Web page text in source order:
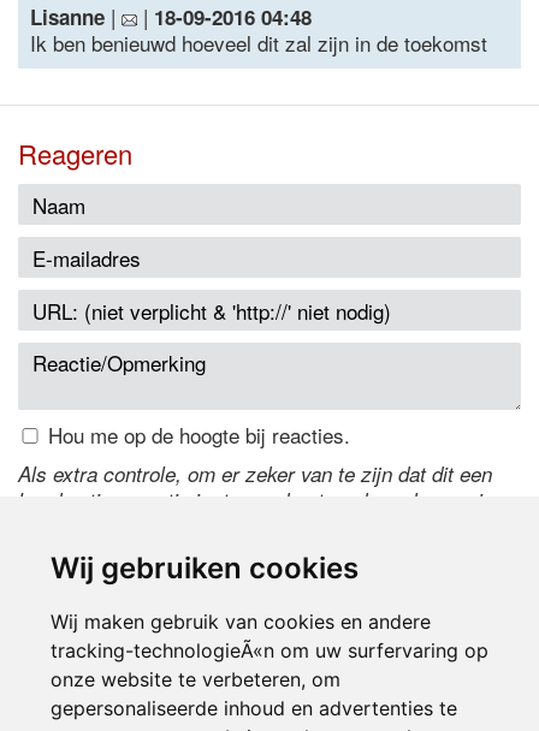
Wij gebruiken cookies
Wij maken gebruik van cookies en andere
tracking-technologieÃ«n om uw surfervaring op
onze website te verbeteren, om
gepersonaliseerde inhoud en advertenties te
Lisanne | | 18-09-2016 04:48
Ik ben benieuwd hoeveel dit zal zijn in de toekomst
Reageren
Hou me op de hoogte bij reacties.
Als extra controle, om er zeker van te zijn dat dit een
handmatige reactie is, typ onderstaande code over in
de code te wijzigen.